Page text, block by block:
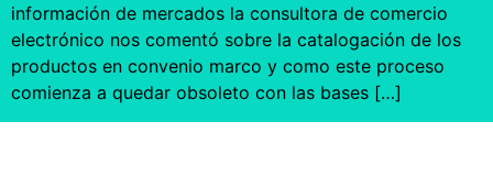
información de mercados la consultora de comercio
electrónico nos comentó sobre la catalogación de los
productos en convenio marco y como este proceso
comienza a quedar obsoleto con las bases […]